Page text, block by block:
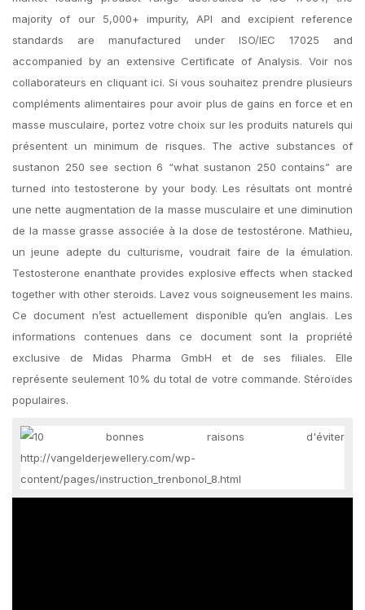
majority of our 5,000+ impurity, API and excipient reference
standards are manufactured under ISO/IEC 17025 and
accompanied by an extensive Certificate of Analysis. Voir nos
collaborateurs en cliquant ici. Si vous souhaitez prendre plusieurs
compléments alimentaires pour avoir plus de gains en force et en
masse musculaire, portez votre choix sur les produits naturels qui
présentent un minimum de risques. The active substances of
sustanon 250 see section 6 “what sustanon 250 contains” are
turned into testosterone by your body. Les résultats ont montré
une nette augmentation de la masse musculaire et une diminution
de la masse grasse associée à la dose de testostérone. Mathieu,
un jeune adepte du culturisme, voudrait faire de la émulation.
Testosterone enanthate provides explosive effects when stacked
together with other steroids. Lavez vous soigneusement les mains.
Ce document n’est actuellement disponible qu’en anglais. Les
informations contenues dans ce document sont la propriété
exclusive de Midas Pharma GmbH et de ses filiales. Elle
représente seulement 10% du total de votre commande. Stéroïdes
populaires.